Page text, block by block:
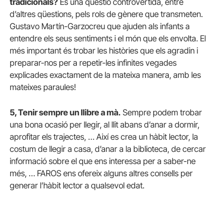
tradicionals? És una qüestió controvertida, entre
d’altres qüestions, pels rols de gènere que transmeten.
Gustavo Martín-Garzocreu que ajuden als infants a
entendre els seus sentiments i el món que els envolta. El
més important és trobar les històries que els agradin i
preparar-nos per a repetir-les infinites vegades
explicades exactament de la mateixa manera, amb les
mateixes paraules!
5, Tenir sempre un llibre a mà. Sempre podem trobar
una bona ocasió per llegir, al llit abans d’anar a dormir,
aprofitar els trajectes, … Així es crea un hàbit lector, la
costum de llegir a casa, d’anar a la biblioteca, de cercar
informació sobre el que ens interessa per a saber-ne
més, … FAROS ens ofereix alguns altres consells per
generar l’hàbit lector a qualsevol edat.